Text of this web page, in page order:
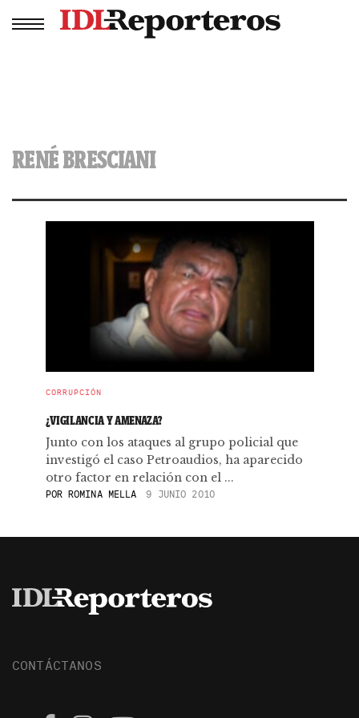
RENÉ BRESCIANI
CORRUPCIÓN
¿VIGILANCIA Y AMENAZA?
Junto con los ataques al grupo policial que
investigó el caso Petroaudios, ha aparecido
otro factor en relación con el ...
POR ROMINA MELLA 9 JUNIO 2010
CONTÁCTANOS